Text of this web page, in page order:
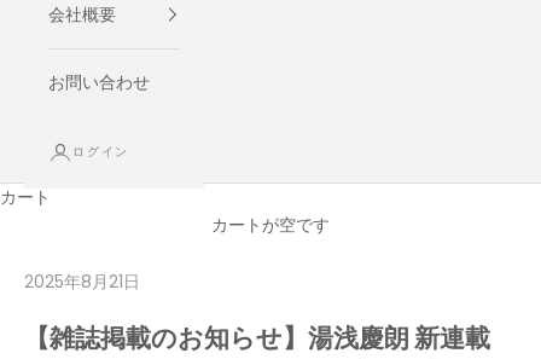
会社概要
お問い合わせ
ログイン
カート
カートが空です
2025年8月21日
【雑誌掲載のお知らせ】湯浅慶朗 新連載